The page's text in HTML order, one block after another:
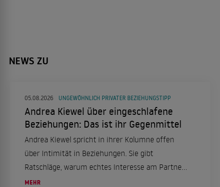
NEWS ZU
05.08.2026 UNGEWÖHNLICH PRIVATER BEZIEHUNGSTIPP
Andrea Kiewel über eingeschlafene
Beziehungen: Das ist ihr Gegenmittel
Andrea Kiewel spricht in ihrer Kolumne offen
über Intimität in Beziehungen. Sie gibt
Ratschläge, warum echtes Interesse am Partner
der Schlüssel zum Glück ist.
MEHR